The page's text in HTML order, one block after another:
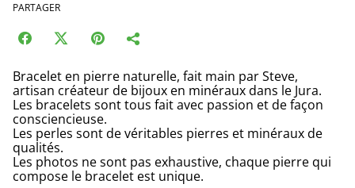
PARTAGER
Bracelet en pierre naturelle, fait main par Steve,
artisan créateur de bijoux en minéraux dans le Jura.
Les bracelets sont tous fait avec passion et de façon
consciencieuse.
Les perles sont de véritables pierres et minéraux de
qualités.
Les photos ne sont pas exhaustive, chaque pierre qui
compose le bracelet est unique.